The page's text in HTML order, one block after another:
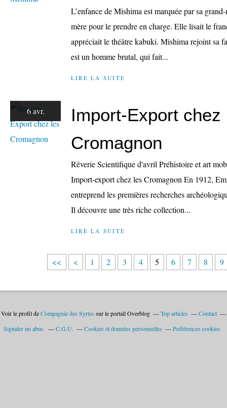
L’enfance de Mishima est marquée par sa
mère pour le prendre en charge. Elle lisait le
appréciait le théâtre kabuki. Mishima rejoint sa
est un homme brutal, qui fait...
LIRE LA SUITE
6 avr.
Import-Export chez
Cromagnon
Rêverie Scientifique d'avril Préhistoire et art
Import-export chez les Cromagnon En 1912,
entreprend les premières recherches
Il découvre une très riche collection...
LIRE LA SUITE
<< < 1 2 3 4 5 6 7 8 9
Voir le profil deCompagnie des Syrtes sur le portail Overblog Top articles
Contact
Signaler un abus
C.G.U. Cookies et données personnelles Préférences cookies